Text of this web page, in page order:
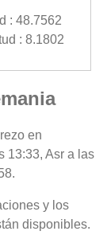
: 48.7562
: 8.1802
en
13:33, Asr a las
y los
disponibles.